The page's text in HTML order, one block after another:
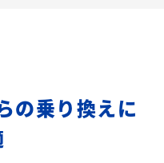
の乗り換えに